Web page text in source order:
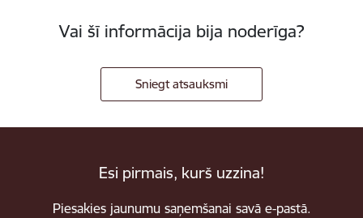
Vai šī informācija bija noderīga?
Sniegt atsauksmi
Esi pirmais, kurš uzzina!
Piesakies jaunumu saņemšanai savā e-pastā.